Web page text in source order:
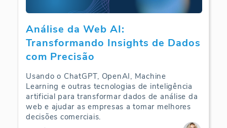
Análise da Web AI:
Transformando Insights de Dados
com Precisão
Usando o ChatGPT, OpenAI, Machine
Learning e outras tecnologias de inteligência
artificial para transformar dados de análise da
web e ajudar as empresas a tomar melhores
decisões comerciais.